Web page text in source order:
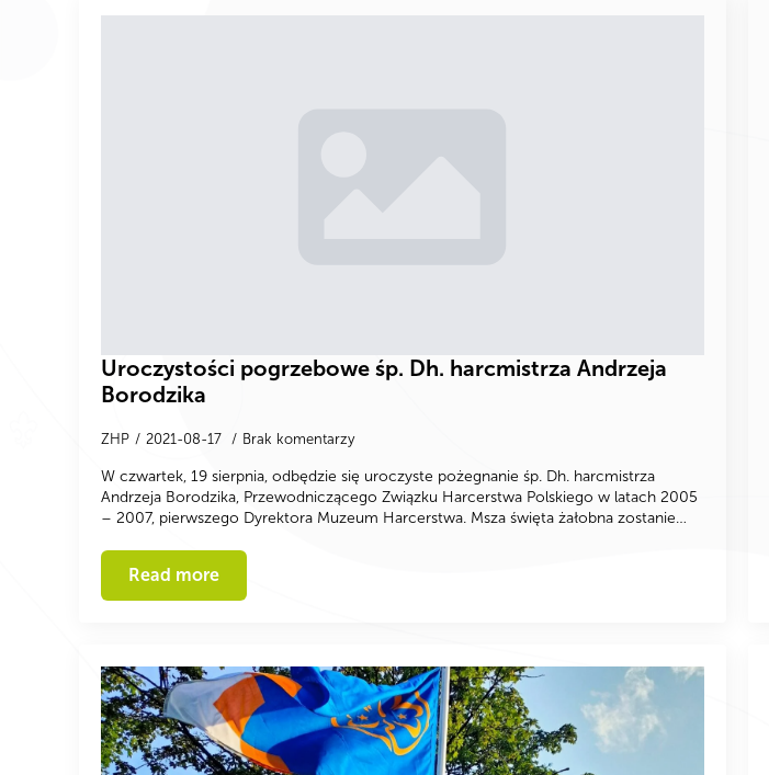
Uroczystości pogrzebowe śp. Dh. harcmistrza Andrzeja
Borodzika
ZHP 2021-08-17 Brak komentarzy
W czwartek, 19 sierpnia, odbędzie się uroczyste pożegnanie śp. Dh. harcmistrza
Andrzeja Borodzika, Przewodniczącego Związku Harcerstwa Polskiego w latach 2005
– 2007, pierwszego Dyrektora Muzeum Harcerstwa. Msza święta żałobna zostanie…
Read more